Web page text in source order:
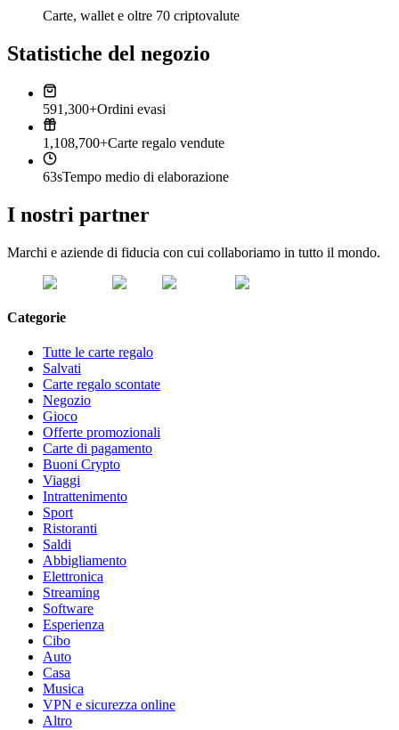
Carte, wallet e oltre 70 criptovalute
Statistiche del negozio
591,300+Ordini evasi
1,108,700+Carte regalo vendute
63sTempo medio di elaborazione
I nostri partner
Marchi e aziende di fiducia con cui collaboriamo in tutto il mondo.
Categorie
Tutte le carte regalo
Salvati
Carte regalo scontate
Negozio
Gioco
Offerte promozionali
Carte di pagamento
Buoni Crypto
Viaggi
Intrattenimento
Sport
Ristoranti
Saldi
Abbigliamento
Elettronica
Streaming
Software
Esperienza
Cibo
Auto
Casa
Musica
VPN e sicurezza online
Altro